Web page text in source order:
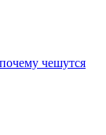
чешутся